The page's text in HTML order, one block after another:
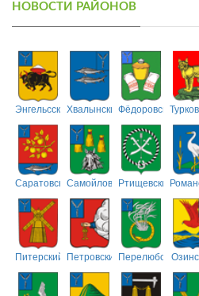
НОВОСТИ РАЙОНОВ
ЭнгельсскийХвалынскийФёдоровский
СаратовскийСамойловскийРтищевский
Питерский ПетровскийПерелюбский